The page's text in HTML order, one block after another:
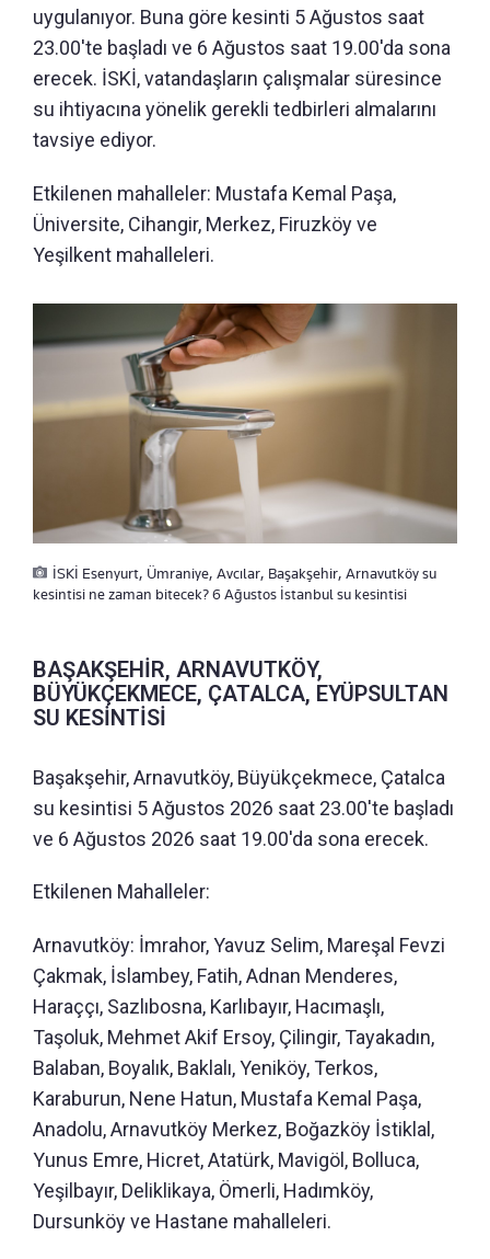
uygulanıyor. Buna göre kesinti 5 Ağustos saat
23.00'te başladı ve 6 Ağustos saat 19.00'da sona
erecek. İSKİ, vatandaşların çalışmalar süresince
su ihtiyacına yönelik gerekli tedbirleri almalarını
tavsiye ediyor.
Etkilenen mahalleler: Mustafa Kemal Paşa,
Üniversite, Cihangir, Merkez, Firuzköy ve
Yeşilkent mahalleleri.
İSKİ Esenyurt, Ümraniye, Avcılar, Başakşehir, Arnavutköy su
kesintisi ne zaman bitecek? 6 Ağustos İstanbul su kesintisi
BAŞAKŞEHİR, ARNAVUTKÖY,
BÜYÜKÇEKMECE, ÇATALCA, EYÜPSULTAN
SU KESİNTİSİ
Başakşehir, Arnavutköy, Büyükçekmece, Çatalca
su kesintisi 5 Ağustos 2026 saat 23.00'te başladı
ve 6 Ağustos 2026 saat 19.00'da sona erecek.
Etkilenen Mahalleler:
Arnavutköy: İmrahor, Yavuz Selim, Mareşal Fevzi
Çakmak, İslambey, Fatih, Adnan Menderes,
Haraççı, Sazlıbosna, Karlıbayır, Hacımaşlı,
Taşoluk, Mehmet Akif Ersoy, Çilingir, Tayakadın,
Balaban, Boyalık, Baklalı, Yeniköy, Terkos,
Karaburun, Nene Hatun, Mustafa Kemal Paşa,
Anadolu, Arnavutköy Merkez, Boğazköy İstiklal,
Yunus Emre, Hicret, Atatürk, Mavigöl, Bolluca,
Yeşilbayır, Deliklikaya, Ömerli, Hadımköy,
Dursunköy ve Hastane mahalleleri.